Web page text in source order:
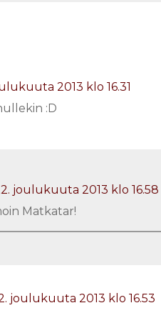
2013 klo 16.31
:D
joulukuuta 2013 klo 16.58
Matkatar!
joulukuuta 2013 klo 16.53